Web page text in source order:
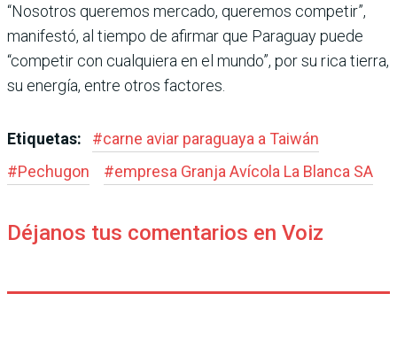
“Nosotros que­remos mercado, queremos com­petir”,
manifestó, al tiempo de afirmar que Paraguay puede
“competir con cualquiera en el mundo”, por su rica tierra,
su energía, entre otros factores.
Etiquetas: #carne aviar paraguaya a Taiwán
#Pechugon #empresa Granja Aví­cola La Blanca SA
Déjanos tus comentarios en Voiz